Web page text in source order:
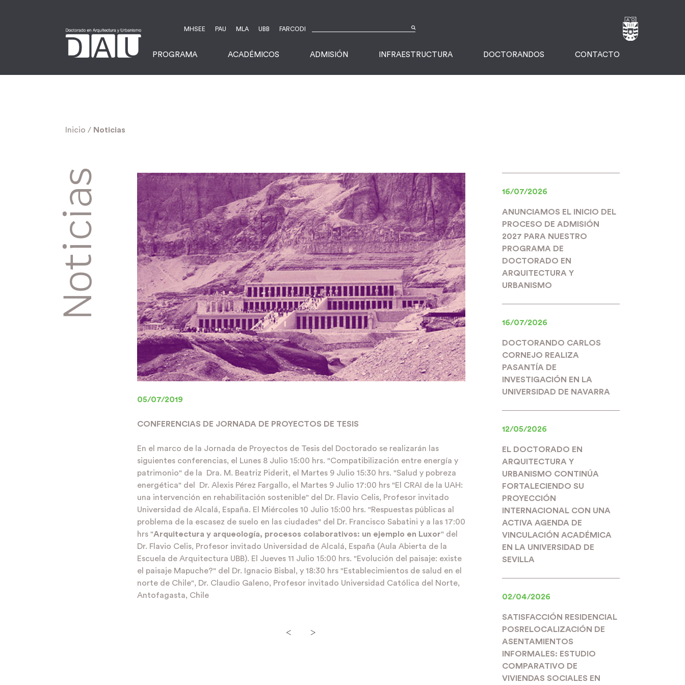
MHSEE PAU MLA UBB FARCODI
PROGRAMA ACADÉMICOS ADMISIÓN INFRAESTRUCTURA DOCTORANDOS CONTACTO
Inicio / Noticias
Noticias
05/07/2019
CONFERENCIAS DE JORNADA DE PROYECTOS DE TESIS
En el marco de la Jornada de Proyectos de Tesis del Doctorado se realizarán las
siguientes conferencias, el Lunes 8 Julio 15:00 hrs. "Compatibilización entre energía y
patrimonio" de la Dra. M. Beatriz Piderit, el Martes 9 Julio 15:30 hrs. "Salud y pobreza
energética" del Dr. Alexis Pérez Fargallo, el Martes 9 Julio 17:00 hrs "El CRAI de la UAH:
una intervención en rehabilitación sostenible" del Dr. Flavio Celis, Profesor invitado
Universidad de Alcalá, España. El Miércoles 10 Julio 15:00 hrs. "Respuestas públicas al
problema de la escasez de suelo en las ciudades" del Dr. Francisco Sabatini y a las 17:00
hrs "Arquitectura y arqueología, procesos colaborativos: un ejemplo en Luxor" del
Dr. Flavio Celis, Profesor invitado Universidad de Alcalá, España (Aula Abierta de la
Escuela de Arquitectura UBB). El Jueves 11 Julio 15:00 hrs. "Evolución del paisaje: existe
el paisaje Mapuche?" del Dr. Ignacio Bisbal, y 18:30 hrs "Establecimientos de salud en el
norte de Chile", Dr. Claudio Galeno, Profesor invitado Universidad Católica del Norte,
Antofagasta, Chile
< >
16/07/2026
ANUNCIAMOS EL INICIO DEL
PROCESO DE ADMISIÓN
2027 PARA NUESTRO
PROGRAMA DE
DOCTORADO EN
ARQUITECTURA Y
URBANISMO
16/07/2026
DOCTORANDO CARLOS
CORNEJO REALIZA
PASANTÍA DE
INVESTIGACIÓN EN LA
UNIVERSIDAD DE NAVARRA
12/05/2026
EL DOCTORADO EN
ARQUITECTURA Y
URBANISMO CONTINÚA
FORTALECIENDO SU
PROYECCIÓN
INTERNACIONAL CON UNA
ACTIVA AGENDA DE
VINCULACIÓN ACADÉMICA
EN LA UNIVERSIDAD DE
SEVILLA
02/04/2026
SATISFACCIÓN RESIDENCIAL
POSRELOCALIZACIÓN DE
ASENTAMIENTOS
INFORMALES: ESTUDIO
COMPARATIVO DE
VIVIENDAS SOCIALES EN